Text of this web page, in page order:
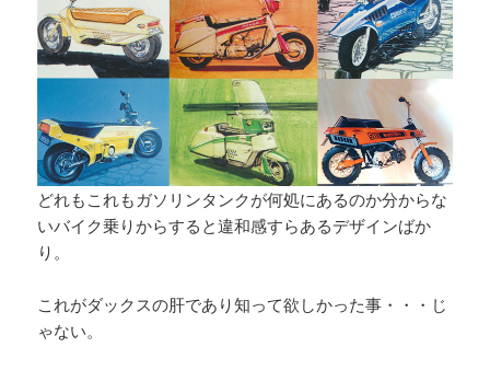
どれもこれもガソリンタンクが何処にあるのか分からな
いバイク乗りからすると違和感すらあるデザインばか
り。
これがダックスの肝であり知って欲しかった事・・・じ
ゃない。